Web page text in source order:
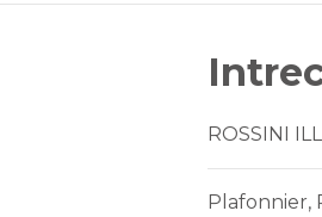
ROSSINI
Plafonnier,